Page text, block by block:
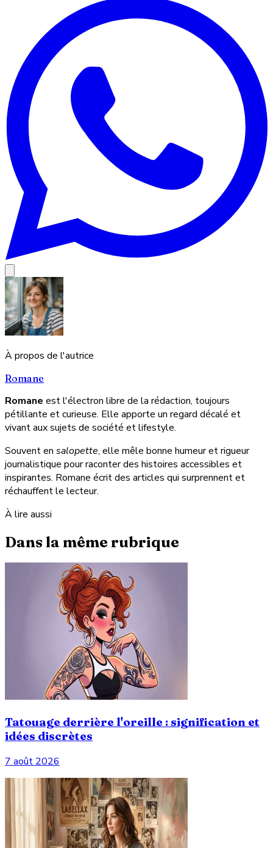
À propos de l'autrice
Romane
Romane est l'électron libre de la rédaction, toujours
pétillante et curieuse. Elle apporte un regard décalé et
vivant aux sujets de société et lifestyle.
Souvent en salopette, elle mêle bonne humeur et rigueur
journalistique pour raconter des histoires accessibles et
inspirantes. Romane écrit des articles qui surprennent et
réchauffent le lecteur.
À lire aussi
Dans la même rubrique
Tatouage derrière l'oreille : signification et
idées discrètes
7 août 2026